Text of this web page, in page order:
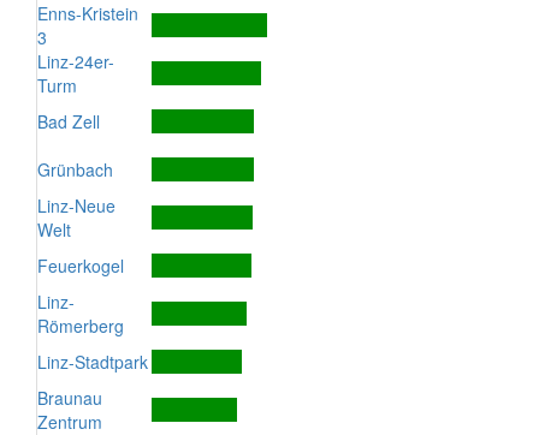
Enns-Kristein
3
Linz-24er-
Turm
Bad Zell
Grünbach
Linz-Neue
Welt
Feuerkogel
Linz-
Römerberg
Linz-Stadtpark
Braunau
Zentrum